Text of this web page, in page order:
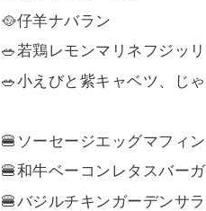
🥘仔羊ナバラン
🥗若鶏レモンマリネフジッ
🥗小えびと紫キャベツ、じ
🍔ソーセージエッグマフィン
🍔和牛ベーコンレタスバー
🍔バジルチキンガーデンサ